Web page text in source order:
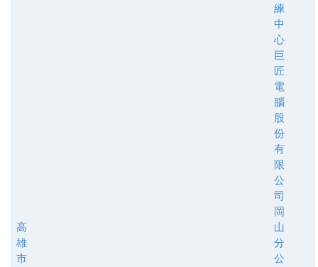
高
雄
市
練
中
心
巨
匠
電
腦
股
份
有
限
公
司
岡
山
分
公